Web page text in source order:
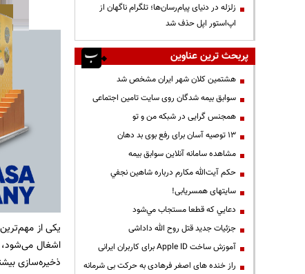
یکی از
اشغال می‌شود،
ذخیره‌سازی
زلزله در دنیای پیام‌رسان‌ها؛ تلگرام ناگهان از
اپ‌استور اپل حذف شد
پربحث ترین عناوین
هشتمین کلان شهر ایران مشخص شد
سوابق بیمه شدگان روی سایت تامین اجتماعی
همجنس گرایی در شبکه من و تو
13 توصیه آسان برای رفع بوی بد دهان
مشاهده سامانه آنلاين سوابق بیمه
حكم آيت‌الله مكارم درباره شاهين نجفي
سایتهای همسریابی!
دعايي كه قطعا مستجاب مي‌شود
جزئیات جدید قتل روح الله داداشی
آموزش ساخت Apple ID برای کاربران ایرانی
راز خنده های اصغر فرهادی به حرکت بی شرمانه